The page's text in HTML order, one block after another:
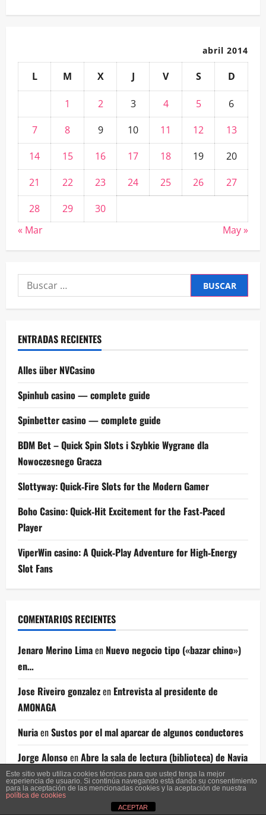
abril 2014
L M X J V S D
1 2 3 4 5
6
7
8 9 10 11 12
13
14
15 16 17 18 19
20
21
22 23 24 25 26
27
28
29
30
« Mar
May »
Buscar:
ENTRADAS RECIENTES
Alles über NVCasino
Spinhub casino — complete guide
Spinbetter casino — complete guide
BDM Bet – Quick Spin Slots i Szybkie Wygrane dla
Nowoczesnego Gracza
Slottyway: Quick‑Fire Slots for the Modern Gamer
Boho Casino: Quick‑Hit Excitement for the Fast‑Paced
Player
ViperWin casino: A Quick‑Play Adventure for High‑Energy
Slot Fans
COMENTARIOS RECIENTES
Jenaro Merino Limaen Nuevo negocio tipo («bazar chino»)
en…
Jose Riveiro gonzalezen Entrevista al presidente de
AMONAGA
NuriaenSustos por el mal aparcar de algunos conductores
Jorge AlonsoenAbre la sala de lectura (biblioteca) de Navia
Navia Merece InfoenEl Concello adjudicó la construcción
del Skate Park
Este sitio web utiliza cookies técnicas para que usted tenga la mejor
experiencia de usuario. Si continúa navegando está dando su consentimiento
para la aceptación de las mencionadas cookies y la aceptación de nuestra
política de cookies
ACEPTAR